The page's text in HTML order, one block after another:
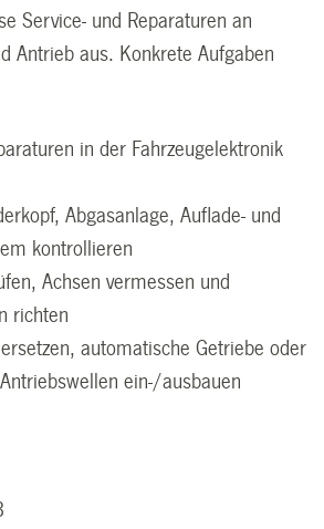
Service- und Reparaturen an
Antrieb aus. Konkrete Aufgaben
in der Fahrzeugelektronik
Abgasanlage, Auflade- und
kontrollieren
Achsen vermessen und
richten
automatische Getriebe oder
ein-/ausbauen